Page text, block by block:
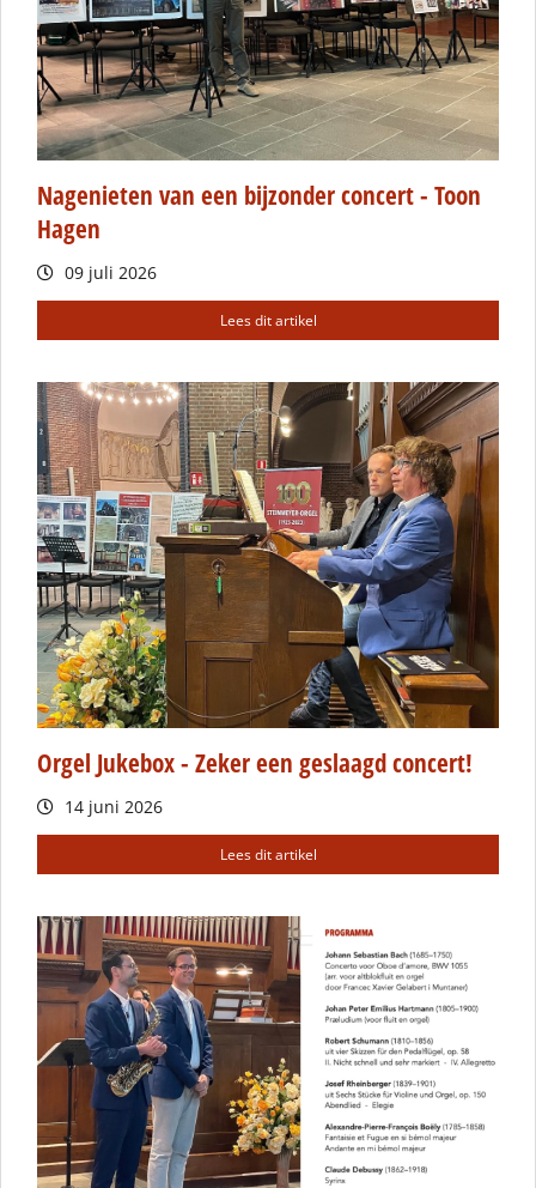
Nagenieten van een bijzonder concert - Toon
Hagen
09 juli 2026
Lees dit artikel
Orgel Jukebox - Zeker een geslaagd concert!
14 juni 2026
Lees dit artikel